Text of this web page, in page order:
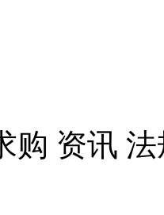
购 资讯 法